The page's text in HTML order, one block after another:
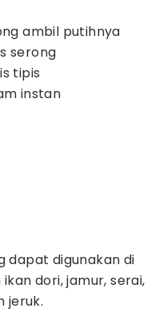
ambil putihnya
serong
tipis
instan
dapat digunakan di
dori, jamur, serai,
jeruk.